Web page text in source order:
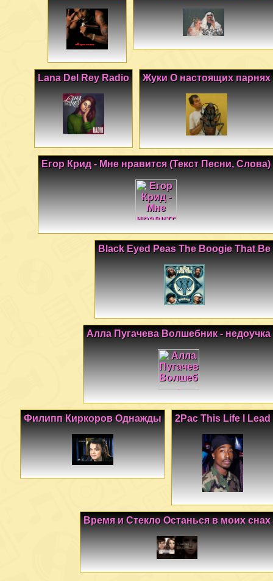
Жуки О настоящих парнях
Lana Del Rey Radio
Егор Крид - Мне нравится (Текст Песни, Слова)
Black Eyed Peas The Boogie That Be
Алла Пугачева Волшебник - недоучка
2Pac This Life I Lead
Филипп Киркоров Однажды
Время и Стекло Останься в моих снах